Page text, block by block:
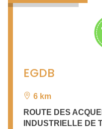
EGDB
6 km
ROUTE DES
INDUSTRIELLE DE